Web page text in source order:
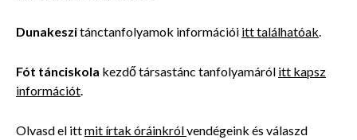
Dunakeszitánctanfolyamok információi itt találhatóak
Fót tánciskola kezdő társastánc tanfolyamáról itt kapsz
információt
Olvasd el ittmit írtak óráinkrólvendégeink és válaszd